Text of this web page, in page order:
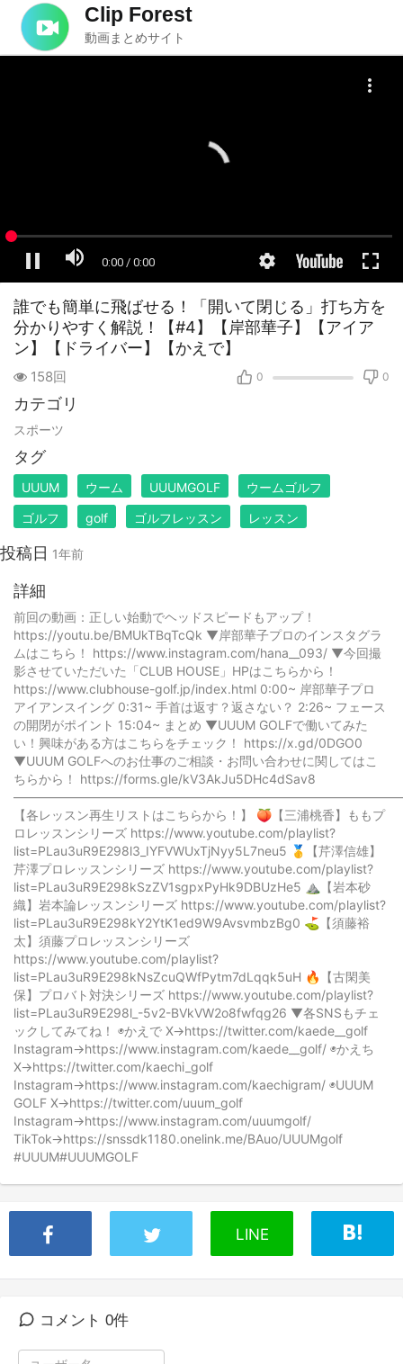
Clip Forest
動画まとめサイト
誰でも簡単に飛ばせる！「開いて閉じる」打ち方を
分かりやすく解説！【#4】【岸部華子】【アイア
ン】【ドライバー】【かえで】
0 0
158回
カテゴリ
スポーツ
タグ
UUUM ウーム UUUMGOLF
ウームゴルフ
ゴルフ
golf ゴルフレッスン レッスン
投稿日 1年前
詳細
前回の動画：正しい始動でヘッドスピードもアップ！
https://youtu.be/BMUkTBqTcQk ▼岸部華子プロのインスタグラ
ムはこちら！ https://www.instagram.com/hana__093/ ▼今回撮
影させていただいた「CLUB HOUSE」HPはこちらから！
https://www.clubhouse-golf.jp/index.html 0:00~ 岸部華子プロ
アイアンスイング 0:31~ 手首は返す？返さない？ 2:26~ フェース
の開閉がポイント 15:04~ まとめ ▼UUUM GOLFで働いてみた
い！興味がある方はこちらをチェック！ https://x.gd/0DGO0
▼UUUM GOLFへのお仕事のご相談・お問い合わせに関してはこ
ちらから！ https://forms.gle/kV3AkJu5DHc4dSav8
【各レッスン再生リストはこちらから！】 🍑【三浦桃香】ももプ
ロレッスンシリーズ https://www.youtube.com/playlist?
list=PLau3uR9E298l3_IYFVWUxTjNyy5L7neu5 🥇【芹澤信雄】
芹澤プロレッスンシリーズ https://www.youtube.com/playlist?
list=PLau3uR9E298kSzZV1sgpxPyHk9DBUzHe5 ⛰️【岩本砂
織】岩本論レッスンシリーズ https://www.youtube.com/playlist?
list=PLau3uR9E298kY2YtK1ed9W9AvsvmbzBg0 ⛳️【須藤裕
太】須藤プロレッスンシリーズ
https://www.youtube.com/playlist?
list=PLau3uR9E298kNsZcuQWfPytm7dLqqk5uH 🔥【古閑美
保】プロバト対決シリーズ https://www.youtube.com/playlist?
list=PLau3uR9E298l_-5v2-BVkVW2o8fwfqg26 ▼各SNSもチェ
ックしてみてね！ ◉かえで X→https://twitter.com/kaede__golf
Instagram→https://www.instagram.com/kaede__golf/ ◉かえち
X→https://twitter.com/kaechi_golf
Instagram→https://www.instagram.com/kaechigram/ ◉UUUM
GOLF X→https://twitter.com/uuum_golf
Instagram→https://www.instagram.com/uuumgolf/
TikTok→https://snssdk1180.onelink.me/BAuo/UUUMgolf
#UUUM#UUUMGOLF
LINE
コメント 0件